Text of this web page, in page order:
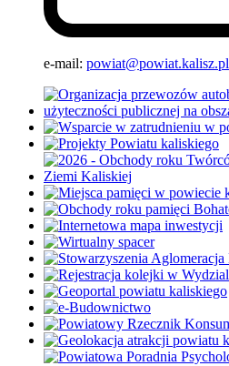
e-mail: powiat@powiat.kalisz.pl